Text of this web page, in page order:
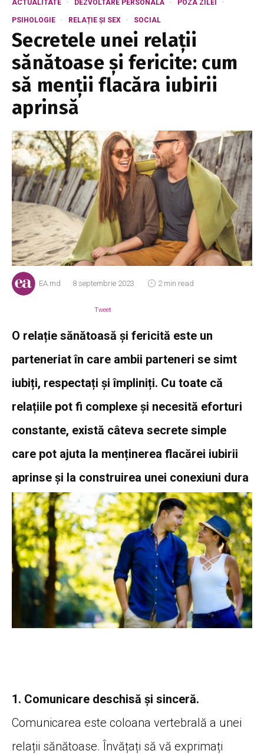
ACTUALITATE DEZVOLTARE PERSONALĂ POZA ZILEI
PSIHOLOGIE RELAȚIE ȘI SEX SOCIAL
Secretele unei relații
sănătoase și fericite: cum
să menții flacăra iubirii
aprinsă
EA.md 8 septembrie 2023 2 min read
Tweet
O relație sănătoasă și fericită este un
parteneriat în care ambii parteneri se simt
iubiți, respectați și împliniți. Cu toate că
relațiile pot fi complexe și necesită eforturi
constante, există câteva secrete simple
care pot ajuta la menținerea flacărei iubirii
aprinse și la construirea unei conexiuni dura
1. Comunicare deschisă și sinceră.
Comunicarea este coloana vertebrală a unei
relații sănătoase. Învățați să vă exprimați